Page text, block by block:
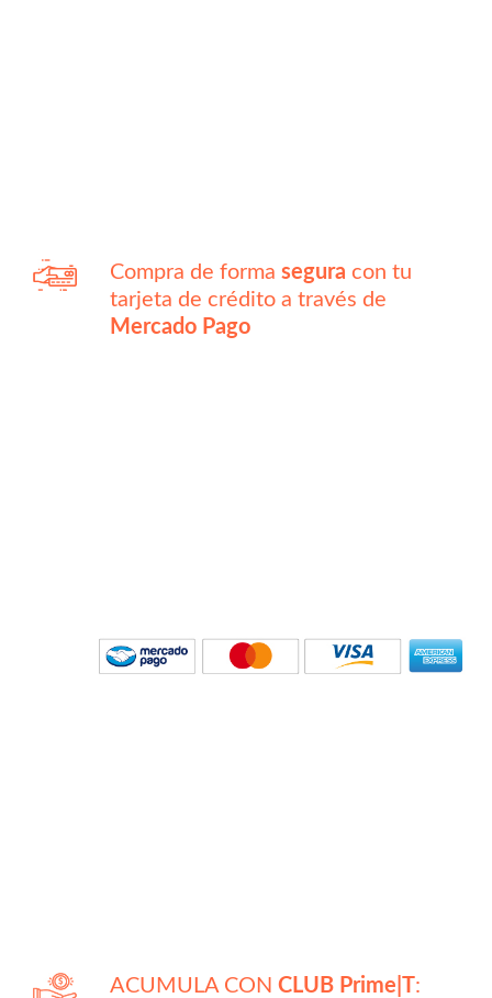
Compra de forma segura con tu
tarjeta de crédito a través de
Mercado Pago
ACUMULA CON CLUB Prime|T: